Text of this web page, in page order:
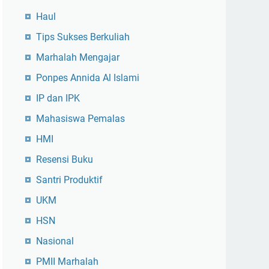
Haul
Tips Sukses Berkuliah
Marhalah Mengajar
Ponpes Annida Al Islami
IP dan IPK
Mahasiswa Pemalas
HMI
Resensi Buku
Santri Produktif
UKM
HSN
Nasional
PMII Marhalah